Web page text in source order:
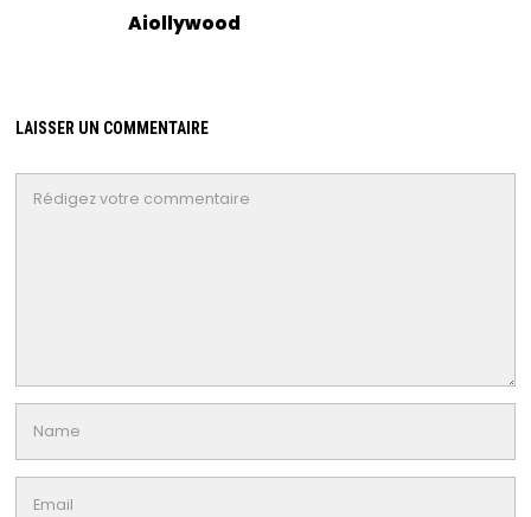
Aiollywood
LAISSER UN COMMENTAIRE